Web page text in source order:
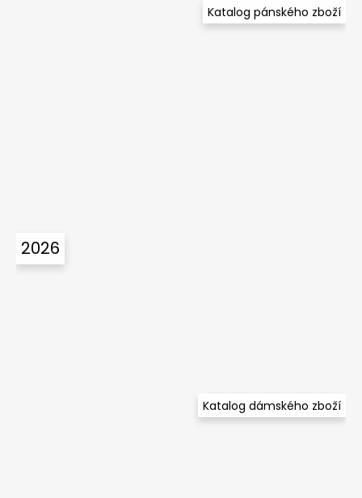
Katalog pánského zboží
2026
Katalog dámského zboží